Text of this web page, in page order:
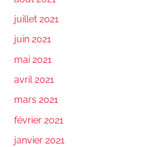
juillet 2021
juin 2021
mai 2021
avril 2021
mars 2021
février 2021
janvier 2021